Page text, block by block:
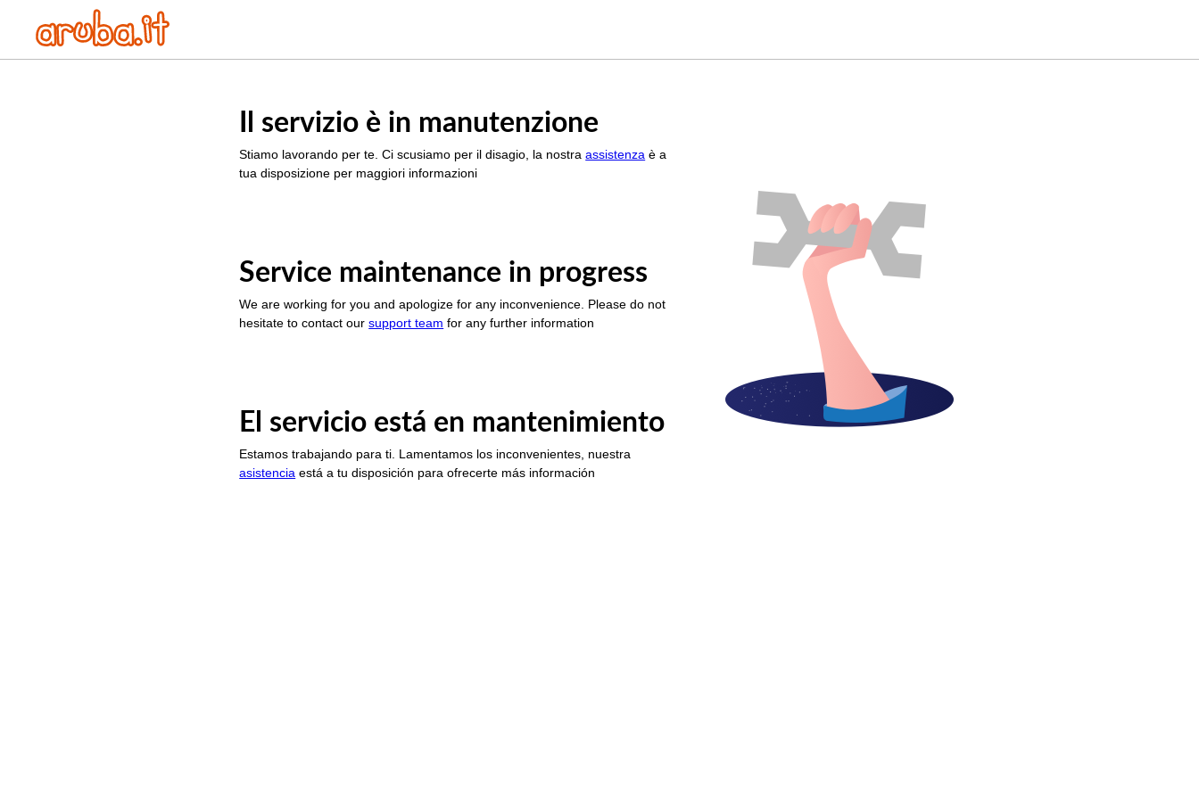
Il servizio è in manutenzione
Stiamo lavorando per te. Ci scusiamo per il disagio, la nostraassistenza è a
tua disposizione per maggiori informazioni
Service maintenance in progress
We are working for you and apologize for any inconvenience. Please do not
hesitate to contact oursupport team for any further information
El servicio está en mantenimiento
Estamos trabajando para ti. Lamentamos los inconvenientes, nuestra
asistencia está a tu disposición para ofrecerte más información